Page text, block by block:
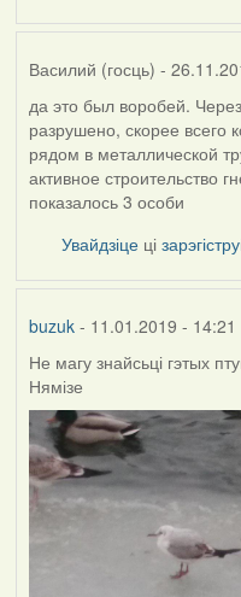
by
Василий (госць) -
да это был воробей.
разрушено, скорее всего
рядом в металлической
активное строительство
показалось 3 особи
Увайдзіце ці
buzuk- 11.01.2019 - 14:21
Не магу знайсьці гэтых
Нямізе